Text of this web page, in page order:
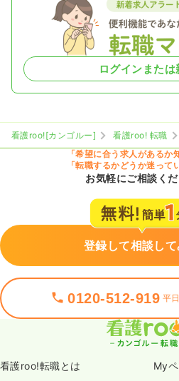
ログインまた
看護roo![カンゴルー] 看護roo! 転職
「希望に合う求人があるか
「転職するかどうか迷って
お気軽にご相談く
登録して相談し
0120-512-919 平
看護roo!転職とは My